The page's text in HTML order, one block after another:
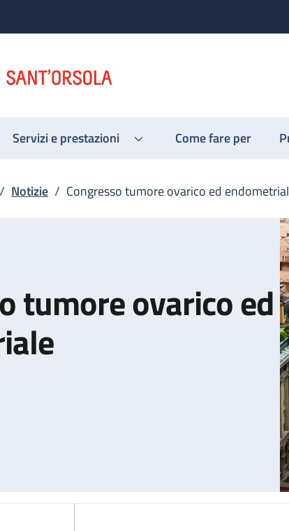
Servizi e prestazioni Come fare per
/ Notizie / Congresso tumore ovarico ed
tumore ovarico ed